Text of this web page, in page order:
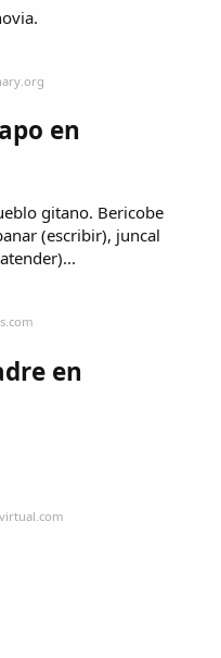
en
gitano. Bericobe
(escribir), juncal
en